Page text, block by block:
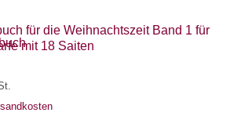
für die Weihnachtszeit Band 1 für
mit 18 Saiten